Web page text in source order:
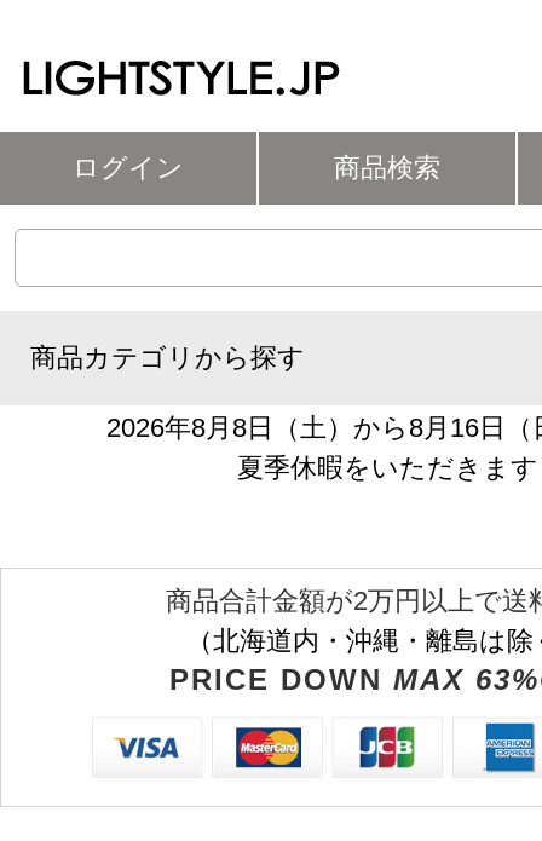
ログイン 商品検索
商品カテゴリから探す
2026年8月8日（土）から8月16日
夏季休暇をいただきます
商品合計金額が2万円以上で送
（北海道内・沖縄・離島は
PRICE DOWN MAX